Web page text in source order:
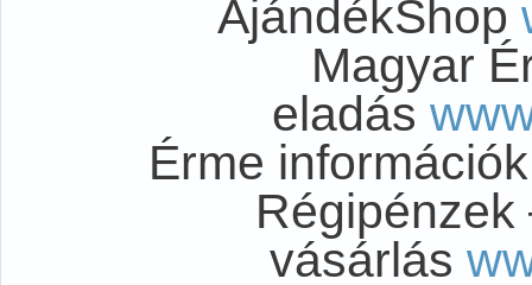
AjándékShop
Magyar
eladás
Érme
vásárlás